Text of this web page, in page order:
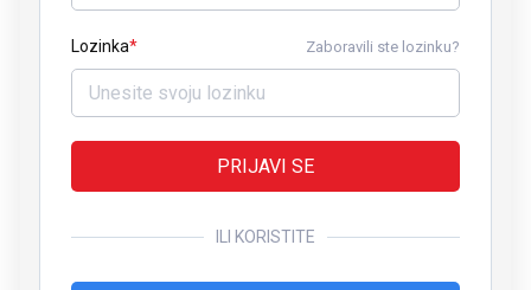
Lozinka Zaboravili ste lozinku?
PRIJAVI SE
ILI KORISTITE